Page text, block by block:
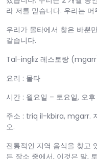
라 저를 믿습니다. 우리는
우리가 몰타에서 찾은 바뿐
같습니다.
Tal-ingliz 레스토랑
요리 : 몰타
시간 : 월요일 – 토요일, 오
주소 : triq il-kbira, mgarr.
오.
전통적인 지역 음식을 찾고
든 장소 중에서, 이것은 말,